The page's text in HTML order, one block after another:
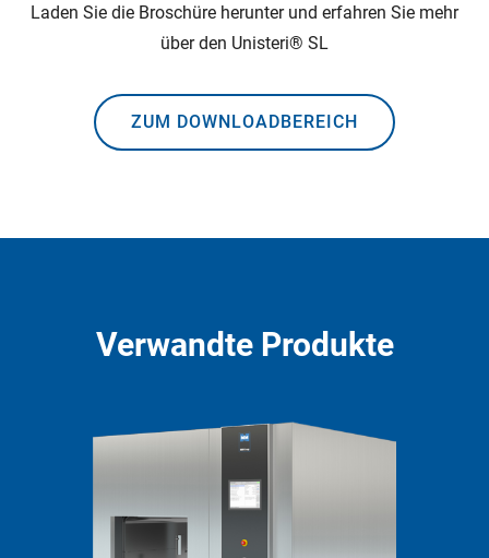
Laden Sie die Broschüre herunter und erfahren Sie mehr
über den Unisteri® SL
ZUM DOWNLOADBEREICH
Verwandte Produkte